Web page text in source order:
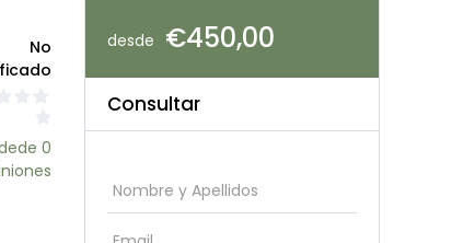
No
0
desde €450,00
Consultar